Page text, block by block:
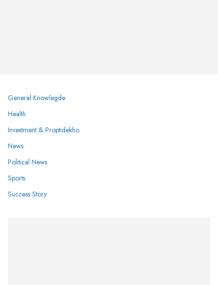
General Knowlegde
Health
Investment & Proptidekho
News
Political News
Sports
Success Story